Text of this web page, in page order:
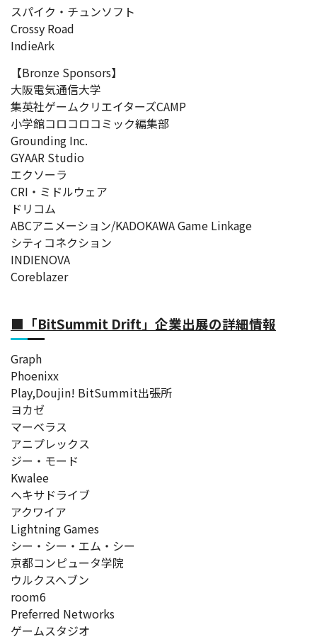
スパイク・チュンソフト
Crossy Road
IndieArk
【Bronze Sponsors】
大阪電気通信大学
集英社ゲームクリエイターズCAMP
小学館コロコロコミック編集部
Grounding Inc.
GYAAR Studio
エクソーラ
CRI・ミドルウェア
ドリコム
ABCアニメーション/KADOKAWA Game Linkage
シティコネクション
INDIENOVA
Coreblazer
■「BitSummit Drift」企業出展の詳細情報
Graph
Phoenixx
Play,Doujin! BitSummit出張所
ヨカゼ
マーベラス
アニプレックス
ジー・モード
Kwalee
ヘキサドライブ
アクワイア
Lightning Games
シー・シー・エム・シー
京都コンピュータ学院
ウルクスヘブン
room6
Preferred Networks
ゲームスタジオ